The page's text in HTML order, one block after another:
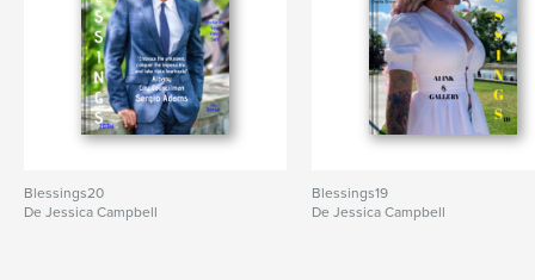
Blessings20
De Jessica Campbell
Blessings19
De Jessica Campbell